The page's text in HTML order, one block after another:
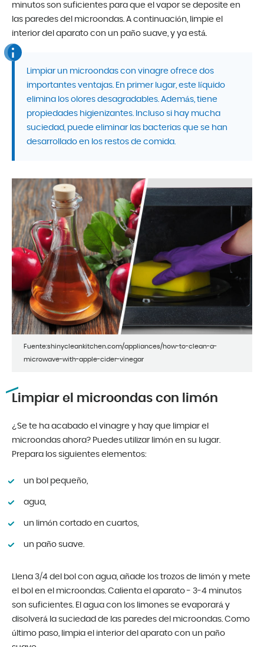
minutos son suficientes para que el vapor se deposite en
las paredes del microondas. A continuación, limpie el
interior del aparato con un paño suave, y ya está.
Limpiar un microondas con vinagre ofrece dos
importantes ventajas. En primer lugar, este líquido
elimina los olores desagradables. Además, tiene
propiedades higienizantes. Incluso si hay mucha
suciedad, puede eliminar las bacterias que se han
desarrollado en los restos de comida.
Fuente:shinycleankitchen.com/appliances/how-to-clean-a-
microwave-with-apple-cider-vinegar
Limpiar el microondas con limón
¿Se te ha acabado el vinagre y hay que limpiar el
microondas ahora? Puedes utilizar limón en su lugar.
Prepara los siguientes elementos:
un bol pequeño,
agua,
un limón cortado en cuartos,
un paño suave.
Llena 3/4 del bol con agua, añade los trozos de limón y mete
el bol en el microondas. Calienta el aparato - 3-4 minutos
son suficientes. El agua con los limones se evaporará y
disolverá la suciedad de las paredes del microondas. Como
último paso, limpia el interior del aparato con un paño